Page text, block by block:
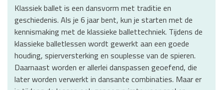
Klassiek ballet is een dansvorm met traditie en
geschiedenis. Als je 6 jaar bent, kun je starten met de
kennismaking met de klassieke ballettechniek. Tijdens de
klassieke balletlessen wordt gewerkt aan een goede
houding, spierversterking en souplesse van de spieren.
Daarnaast worden er allerlei danspassen geoefend, die
later worden verwerkt in dansante combinaties. Maar er